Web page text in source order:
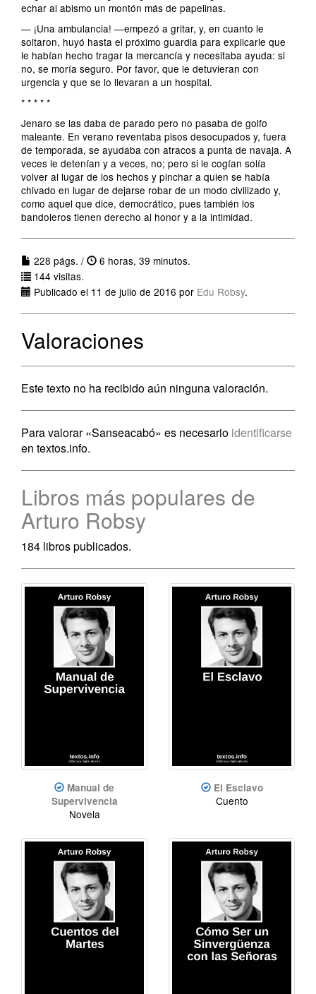
echar al abismo un montón más de papelinas.
— ¡Una ambulancia! —empezó a gritar, y, en cuanto le
soltaron, huyó hasta el próximo guardia para explicarle que
le habían hecho tragar la mercancía y necesitaba ayuda: si
no, se moría seguro. Por favor, que le detuvieran con
urgencia y que se lo llevaran a un hospital.
* * * * *
Jenaro se las daba de parado pero no pasaba de golfo
maleante. En verano reventaba pisos desocupados y, fuera
de temporada, se ayudaba con atracos a punta de navaja. A
veces le detenían y a veces, no; pero si le cogían solía
volver al lugar de los hechos y pinchar a quien se había
chivado en lugar de dejarse robar de un modo civilizado y,
como aquel que dice, democrático, pues también los
bandoleros tienen derecho al honor y a la intimidad.
228 págs. /
6 horas, 39 minutos.
144 visitas.
Publicado el 11 de julio de 2016 por Edu Robsy.
Valoraciones
Este texto no ha recibido aún ninguna valoración.
Para valorar «Sanseacabó» es necesario identificarse
en textos.info.
Libros más populares de
Arturo Robsy
184 libros publicados.
Manual de
Supervivencia
Novela
El Esclavo
Cuento